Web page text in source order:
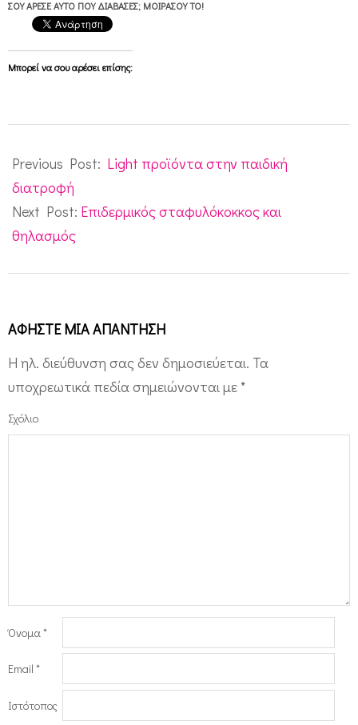
ΣΟΥ ΆΡΕΣΕ ΑΥΤΌ ΠΟΥ ΔΙΆΒΑΣΕΣ; ΜΟΙΡΆΣΟΥ ΤΟ!
Μπορεί να σου αρέσει επίσης:
04-
09
Previous Post: Light προϊόντα στην παιδική
διατροφή
Next Post: Επιδερμικός σταφυλόκοκκος και
θηλασμός
ΑΦΉΣΤΕ ΜΙΑ ΑΠΆΝΤΗΣΗ
Η ηλ. διεύθυνση σας δεν δημοσιεύεται. Τα
υποχρεωτικά πεδία σημειώνονται με *
Σχόλιο
Όνομα*
Email *
Ιστότοπος